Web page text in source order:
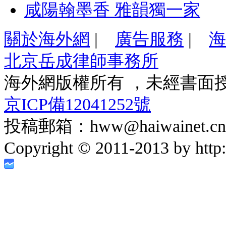
咸陽翰墨香 雅韻獨一家
關於海外網 | 廣告服務 |
北京岳成律師事務所
海外網版權所有 ，未經書面
京ICP備12041252號
投稿郵箱：hww@haiwainet.cn
Copyright © 2011-2013 by